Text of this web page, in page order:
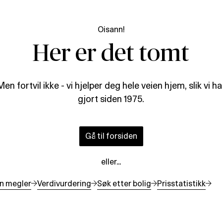
Oisann!
Her er det tomt
fortvil ikke - vi hjelper deg hele veien hjem, slik vi
gjort siden 1975.
Gå til forsiden
eller...
megler Verdivurdering Søk etter bolig Prisstatistikk